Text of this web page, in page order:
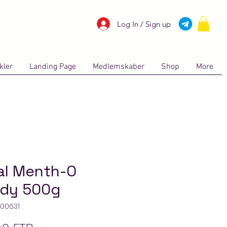
Log In / Sign up
Landing Page Medlemskaber Shop More
Menth-O
500g